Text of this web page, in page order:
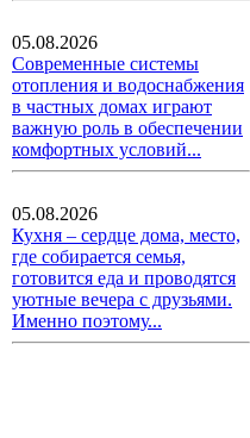
05.08.2026
Современные системы
отопления и водоснабжения
в частных домах играют
важную роль в обеспечении
комфортных условий...
05.08.2026
Кухня – сердце дома, место,
где собирается семья,
готовится еда и проводятся
уютные вечера с друзьями.
Именно поэтому...